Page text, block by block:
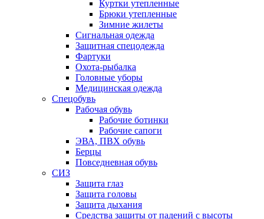
Куртки утепленные
Брюки утепленные
Зимние жилеты
Сигнальная одежда
Защитная спецодежда
Фартуки
Охота-рыбалка
Головные уборы
Медицинская одежда
Спецобувь
Рабочая обувь
Рабочие ботинки
Рабочие сапоги
ЭВА, ПВХ обувь
Берцы
Повседневная обувь
СИЗ
Защита глаз
Защита головы
Защита дыхания
Средства защиты от падений с высоты